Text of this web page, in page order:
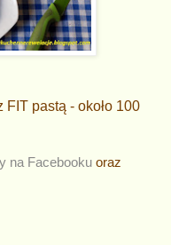
pastą - około 100
na Facebooku oraz